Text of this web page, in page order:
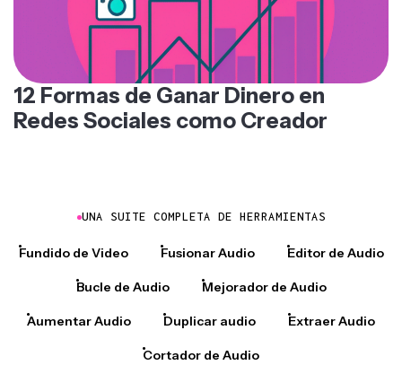
12 Formas de Ganar Dinero en
Redes Sociales como Creador
UNA SUITE COMPLETA DE HERRAMIENTAS
Fundido de Video Fusionar Audio Editor de Audio
Bucle de Audio Mejorador de Audio
Aumentar Audio Duplicar audio Extraer Audio
Cortador de Audio